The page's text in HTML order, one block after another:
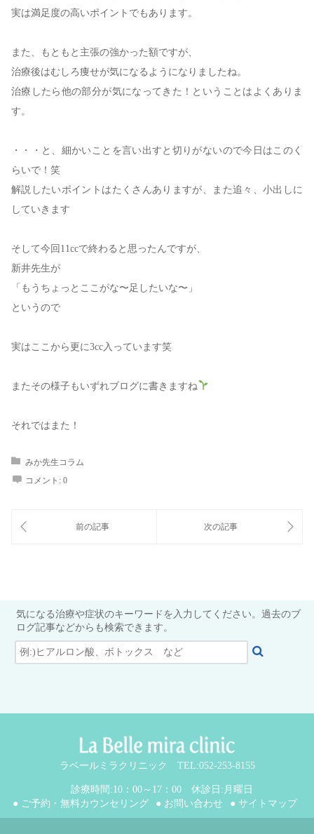
実は満足度の高いポイントでもあります。
また、もともと主張の強かった額ですが、
治療後はむしろ痩せが気になるようになりましたね。
治療したら他の部分が気になってきた！ということはよくありま
す。
・・・と、細かいことを言い出すと切りがないので今日はこのく
らいで ！笑
解説したいポイントはたくさんありますが、また追々、小出しに
していきます
そして今回11ccで終わると思ったんですが、
新井先生が
「もうちょっとここがな〜足したいな〜」
というので
実はここから更に3cc入っています笑
またその様子もいずれブログに書きますね
それではまた！
みか先生コラム
コメント: 0
気になる治療や症状のキーワードを入力してください。過去のブ
ログ記事などからも検索できます。
ラベールミラクリニック TEL:052-253-8155
診療時間:10：00～17：00 休診日:月曜日
● ご予約・無料カウンセリング
● お問い合わせ ● サイトマップ